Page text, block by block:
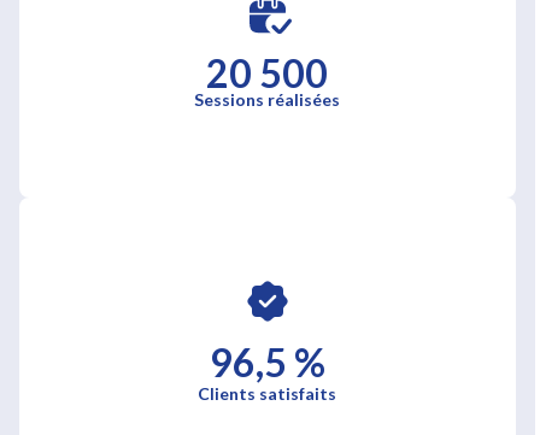
20 500
Sessions réalisées
96,5 %
Clients satisfaits